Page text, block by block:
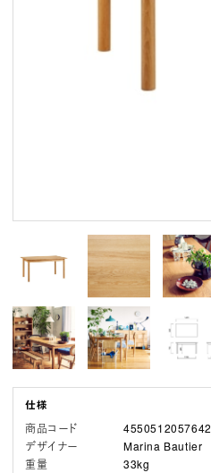
商品コード
4550512057642
デザイナー
Marina Bautier
重量
33kg